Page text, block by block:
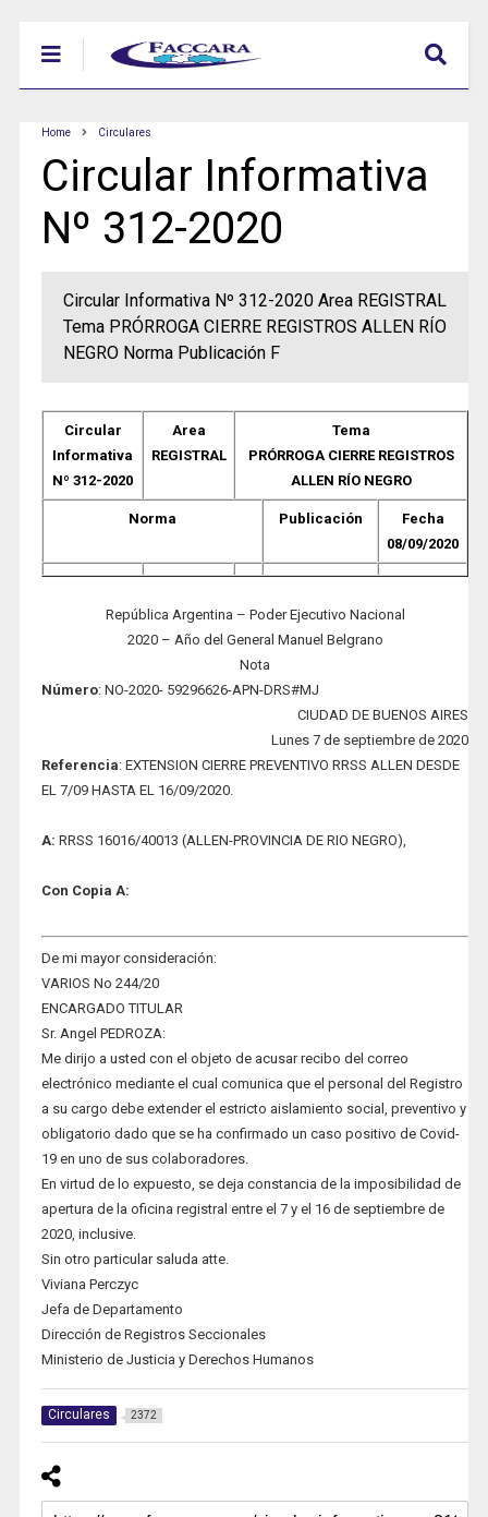
Home Circulares
Circular Informativa
Nº 312-2020
Circular Informativa Nº 312-2020 Area REGISTRAL
Tema PRÓRROGA CIERRE REGISTROS ALLEN RÍO
NEGRO Norma Publicación F
Circular
Informativa
Nº 312-2020
Area
REGISTRAL
Tema
PRÓRROGA CIERRE REGISTROS
ALLEN RÍO NEGRO
Norma Publicación
Fecha
08/09/2020
República Argentina – Poder Ejecutivo Nacional
2020 – Año del General Manuel Belgrano
Nota
Número: NO-2020- 59296626-APN-DRS#MJ
CIUDAD DE BUENOS AIRES
Lunes 7 de septiembre de 2020
Referencia: EXTENSION CIERRE PREVENTIVO RRSS ALLEN DESDE
EL 7/09 HASTA EL 16/09/2020.
A: RRSS 16016/40013 (ALLEN-PROVINCIA DE RIO NEGRO),
Con Copia A:
De mi mayor consideración:
VARIOS No 244/20
ENCARGADO TITULAR
Sr. Angel PEDROZA:
Me dirijo a usted con el objeto de acusar recibo del correo
electrónico mediante el cual comunica que el personal del Registro
a su cargo debe extender el estricto aislamiento social, preventivo y
obligatorio dado que se ha confirmado un caso positivo de Covid-
19 en uno de sus colaboradores.
En virtud de lo expuesto, se deja constancia de la imposibilidad de
apertura de la oficina registral entre el 7 y el 16 de septiembre de
2020, inclusive.
Sin otro particular saluda atte.
Viviana Perczyc
Jefa de Departamento
Dirección de Registros Seccionales
Ministerio de Justicia y Derechos Humanos
Circulares 2372